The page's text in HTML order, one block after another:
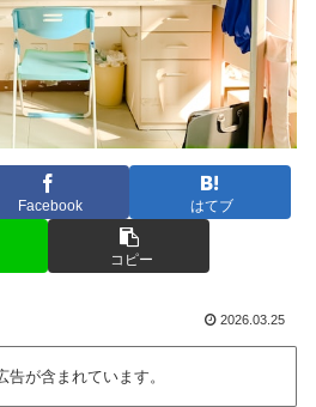
Facebook はてブ
コピー
2026.03.25
告が含まれています。